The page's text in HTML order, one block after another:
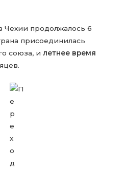
Чехии продолжалось 6
присоединилась
союза, илетнее время